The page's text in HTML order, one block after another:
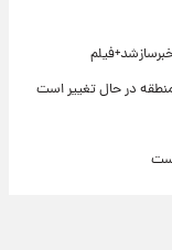
در حال تغییر است